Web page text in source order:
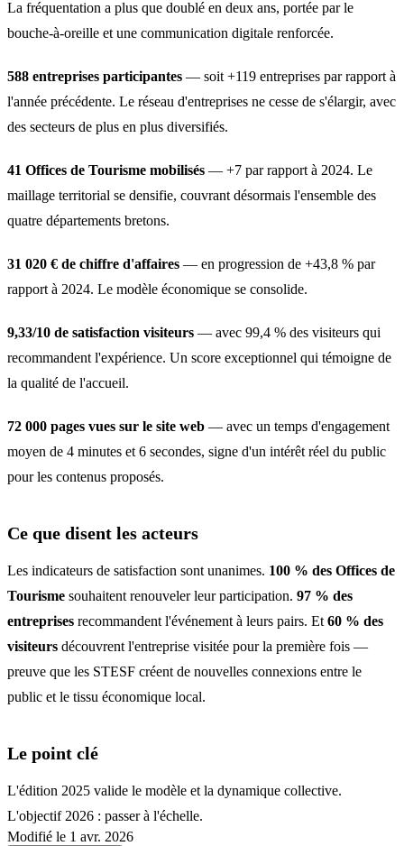
La fréquentation a plus que doublé en deux ans, portée par le
bouche-à-oreille et une communication digitale renforcée.
588 entreprises participantes — soit +119 entreprises par rapport à
l'année précédente. Le réseau d'entreprises ne cesse de s'élargir, avec
des secteurs de plus en plus diversifiés.
41 Offices de Tourisme mobilisés — +7 par rapport à 2024. Le
maillage territorial se densifie, couvrant désormais l'ensemble des
quatre départements bretons.
31 020 € de chiffre d'affaires — en progression de +43,8 % par
rapport à 2024. Le modèle économique se consolide.
9,33/10 de satisfaction visiteurs — avec 99,4 % des visiteurs qui
recommandent l'expérience. Un score exceptionnel qui témoigne de
la qualité de l'accueil.
72 000 pages vues sur le site web — avec un temps d'engagement
moyen de 4 minutes et 6 secondes, signe d'un intérêt réel du public
pour les contenus proposés.
Ce que disent les acteurs
Les indicateurs de satisfaction sont unanimes. 100 % des Offices de
Tourisme souhaitent renouveler leur participation. 97 % des
entreprises recommandent l'événement à leurs pairs. Et 60 % des
visiteurs découvrent l'entreprise visitée pour la première fois —
preuve que les STESF créent de nouvelles connexions entre le
public et le tissu économique local.
Le point clé
L'édition 2025 valide le modèle et la dynamique collective.
L'objectif 2026 : passer à l'échelle.
Modifié le 1 avr. 2026